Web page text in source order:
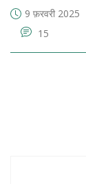
9 फ़रवरी 2025
15